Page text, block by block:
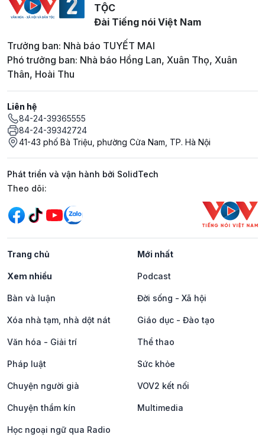
TỘC
Đài Tiếng nói Việt Nam
Trưởng ban: Nhà báo TUYẾT MAI
Phó trưởng ban: Nhà báo Hồng Lan, Xuân Thọ, Xuân
Thân, Hoài Thu
Liên hệ
84-24-39365555
84-24-39342724
41-43 phố Bà Triệu, phường Cửa Nam, TP. Hà Nội
Phát triển và vận hành bởi SolidTech
Mạng xã hội
Theo dõi:
Trang chủ Mới nhất
Xem nhiều Podcast
Bàn và luận Đời sống - Xã hội
Xóa nhà tạm, nhà dột nát Giáo dục - Đào tạo
Văn hóa - Giải trí Thể thao
Pháp luật Sức khỏe
Chuyện người già VOV2 kết nối
Chuyện thầm kín Multimedia
Học ngoại ngữ qua Radio